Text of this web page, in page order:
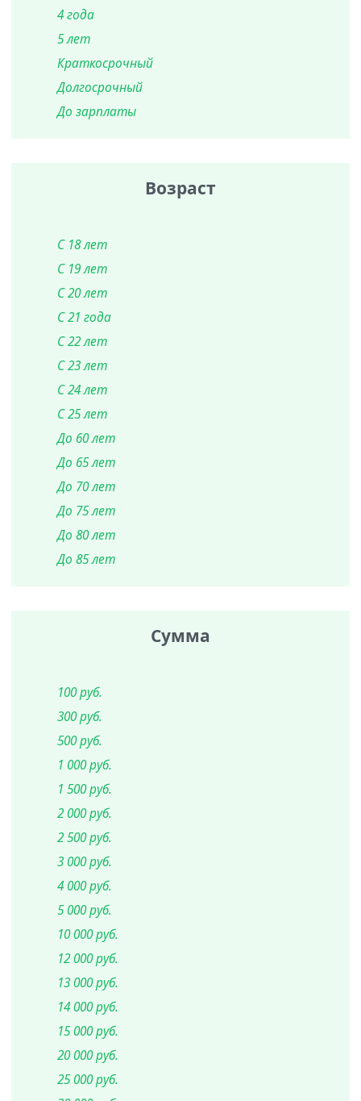
4 года
5 лет
Краткосрочный
Долгосрочный
До зарплаты
Возраст
С 18 лет
С 19 лет
С 20 лет
С 21 года
С 22 лет
С 23 лет
С 24 лет
С 25 лет
До 60 лет
До 65 лет
До 70 лет
До 75 лет
До 80 лет
До 85 лет
Сумма
100 руб.
300 руб.
500 руб.
1 000 руб.
1 500 руб.
2 000 руб.
2 500 руб.
3 000 руб.
4 000 руб.
5 000 руб.
10 000 руб.
12 000 руб.
13 000 руб.
14 000 руб.
15 000 руб.
20 000 руб.
25 000 руб.